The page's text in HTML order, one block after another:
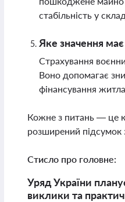
стабільність у
Яке значення
Страхування
Воно допомагає
фінансування житла
Кожне з питань — це
розширений підсумок
Стисло про головне:
Уряд України
виклики та